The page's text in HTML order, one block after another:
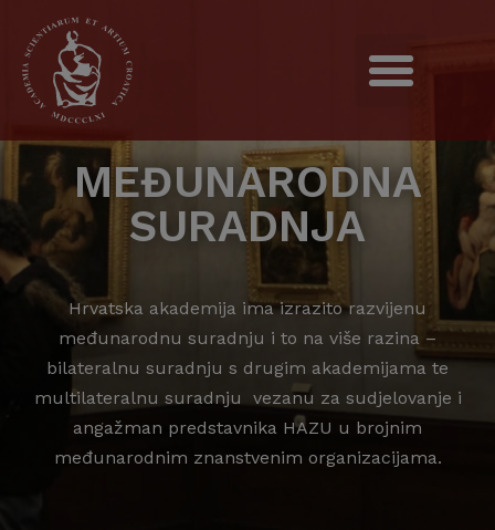
MEĐUNARODNA
SURADNJA
Hrvatska akademija ima izrazito razvijenu
međunarodnu suradnju i to na više razina –
bilateralnu suradnju s drugim akademijama te
multilateralnu suradnju vezanu za sudjelovanje i
angažman predstavnika HAZU u brojnim
međunarodnim znanstvenim organizacijama.